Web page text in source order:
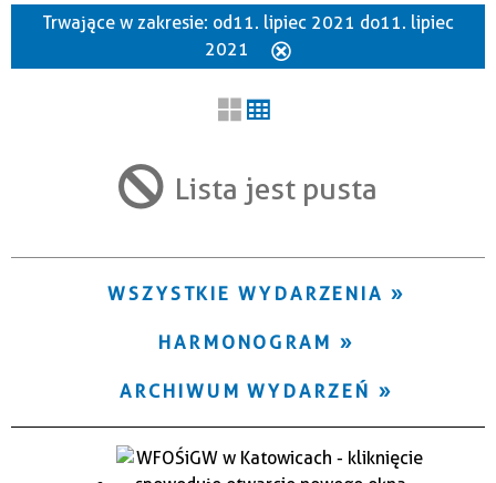
Szukana fraza
Trwające w zakresie
Trwające w zakresie: od 11. lipiec 2021 do 11. lipiec
2021
Lista jest pusta
WSZYSTKIE WYDARZENIA
HARMONOGRAM
ARCHIWUM WYDARZEŃ